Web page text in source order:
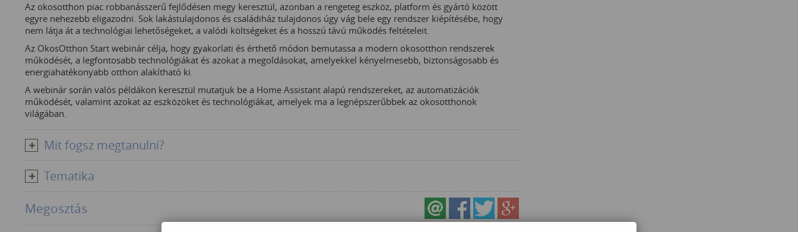
Az okosotthon piac robbanásszerű fejlődésen megy keresztül, azonban a rengeteg eszköz, platform és gyártó között
egyre nehezebb eligazodni. Sok lakástulajdonos és családiház tulajdonos úgy vág bele egy rendszer kiépítésébe, hogy
nem látja át a technológiai lehetőségeket, a valódi költségeket és a hosszú távú működés feltételeit.
Az OkosOtthon Start webinár célja, hogy gyakorlati és érthető módon bemutassa a modern okosotthon rendszerek
működését, a legfontosabb technológiákat és azokat a megoldásokat, amelyekkel kényelmesebb, biztonságosabb és
energiahatékonyabb otthon alakítható ki.
A webinár során valós példákon keresztül mutatjuk be a Home Assistant alapú rendszereket, az automatizációk
működését, valamint azokat az eszközöket és technológiákat, amelyek ma a legnépszerűbbek az okosotthonok
világában.
Mit fogsz megtanulni?
Tematika
Megosztás